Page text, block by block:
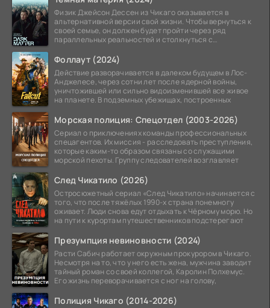
Физик Джейсон Дессен из Чикаго оказывается в
альтернативной версии свой жизни. Чтобы вернуться к
своей семье, он должен будет пройти через ряд
параллельных реальностей и столкнуться с
Фоллаут (2024)
Действие разворачивается в далеком будущем в Лос-
Анджелесе, через сотни лет после ядерной войны,
уничтожившей или сильно видоизменившей все живое
на планете. В подземных убежищах, построенных
Морская полиция: Спецотдел (2003-2026)
Сериал о приключениях команды профессиональных
спецагентов. Их миссия - расследовать преступления,
которые каким-то образом связаны со служащими
морской пехоты. Группу следователей возглавляет
След Чикатило (2026)
Остросюжетный сериал «След Чикатило» начинается с
того, что после тяжёлых 1990-х страна понемногу
оживает. Люди снова едут отдыхать к Чёрному морю. Но
на пути к курортам путешественников подстерегают
Презумпция невиновности (2024)
Расти Сабич работает окружным прокурором в Чикаго.
Несмотря на то, что у него есть жена, мужчина заводит
тайный роман со своей коллегой, Каролин Полхемус.
Его жизнь переворачивается с ног на голову,
Полиция Чикаго (2014-2026)